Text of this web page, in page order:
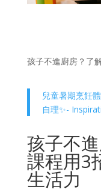
孩子不進廚房？了
兒童暑期烹飪
自理✨-
孩子不
課程用3
生活力